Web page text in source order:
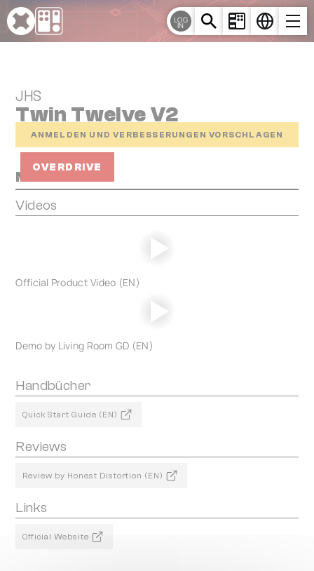
Cookie-Einstellungen
LOG
IN
JHS
Twin Twelve V2
ANMELDEN UND VERBESSERUNGEN VORSCHLAGEN
OVERDRIVE
Media
Videos
Official Product Video (EN)
Demo by Living Room GD (EN)
Handbücher
Quick Start Guide (EN)
Reviews
Review by Honest Distortion (EN)
Links
Official Website